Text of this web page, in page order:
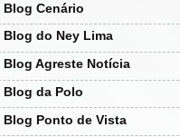
Blog Cenário
Blog do Ney Lima
Blog Agreste Notícia
Blog da Polo
Blog Ponto de Vista